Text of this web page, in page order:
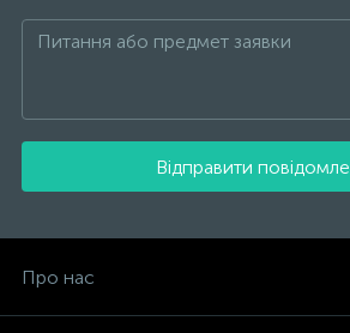
Відправити
Про нас